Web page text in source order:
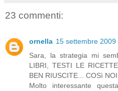
23 commenti:
ornella 15 settembre
Sara, la strategia mi
LIBRI, TESTI LE
BEN RIUSCITE... COSì
Molto interessante